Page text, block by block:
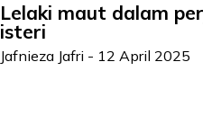
Lelaki maut dalam
isteri
Jafnieza Jafri - 12 April 2025